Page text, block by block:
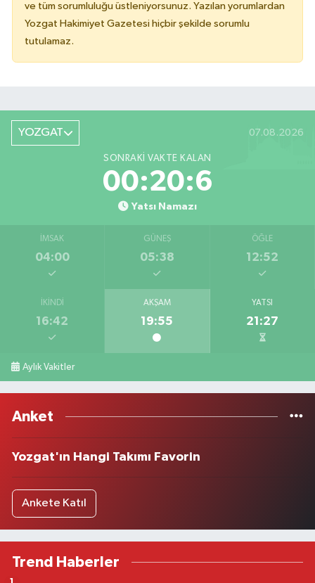
ve tüm sorumluluğu üstleniyorsunuz. Yazılan yorumlardan
Yozgat Hakimiyet Gazetesi hiçbir şekilde sorumlu
tutulamaz.
YOZGAT 07.08.2026
SONRAKI VAKTE KALAN
00:20:6
Yatsı Namazı
İMSAK
04:00
GÜNEŞ
05:38
ÖĞLE
12:52
İKINDI
16:42
AKŞAM
19:55
YATSI
21:27
Aylık Vakitler
Anket
Yozgat'ın Hangi Takımı Favorin
Ankete Katıl
Trend Haberler